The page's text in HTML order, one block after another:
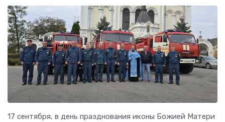
17 сентября, в день празднования иконы Божией Матери